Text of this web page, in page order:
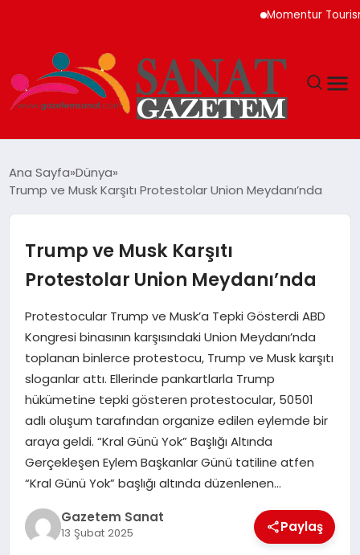
Momentur Tourism
TEKNOLOJI
SIYASET
SPOR
YAŞAM
EKONOMI
SAĞLIK
DÜNYA
EĞITIM
Ana Sayfa Dünya
Trump ve Musk Karşıtı Protestolar Union Meydanı’nda
Trump ve Musk Karşıtı
Protestolar Union Meydanı’nda
Protestocular Trump ve Musk’a Tepki Gösterdi ABD
Kongresi binasının karşısındaki Union Meydanı’nda
toplanan binlerce protestocu, Trump ve Musk karşıtı
sloganlar attı. Ellerinde pankartlarla Trump
hükümetine tepki gösteren protestocular, 50501
adlı oluşum tarafından organize edilen eylemde bir
araya geldi. “Kral Günü Yok” Başlığı Altında
Gerçekleşen Eylem Başkanlar Günü tatiline atfen
“Kral Günü Yok” başlığı altında düzenlenen…
Gazetem Sanat
13 Şubat 2025 Paylaş